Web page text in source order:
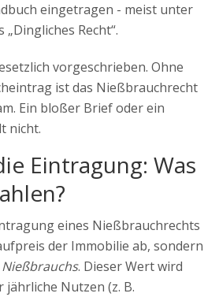
eingetragen - meist unter
Recht“.
vorgeschrieben. Ohne
ist das Nießbrauchrecht
Ein bloßer Brief oder ein
nicht.
Eintragung: Was
eines Nießbrauchrechts
der Immobilie ab, sondern
. Dieser Wert wird
jährliche Nutzen (z. B.